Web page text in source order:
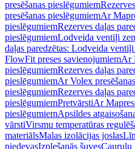
presēšanas pieslēgumiem
presēšanas pieslēgumiemAr
pieslēgumiemRezerves daļas
pieslēgumiemLodveida ventiļi
daļas paredzētas: Lodveida
FlowFit preses savienojumiemAr
pieslēgumiemRezerves daļas
pieslēgumiemAr Volex
pieslēgumiemRezerves daļas
pieslēgumiemPretvārstiAr
pieslēgumiemApsildes
vārstiVirsmu temperatūras
materiālsMalas izolācijas joslas
piedevasIzplešanās šuvesCauruļu